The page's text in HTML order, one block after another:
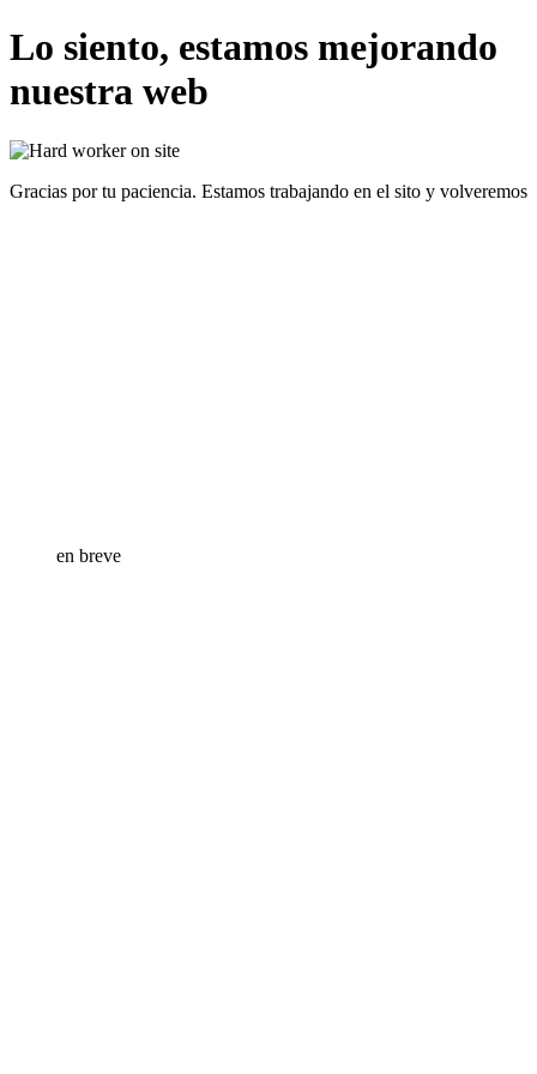
Lo siento, estamos mejorando
nuestra web
Gracias por tu paciencia. Estamos trabajando en el sito y volveremos
en breve